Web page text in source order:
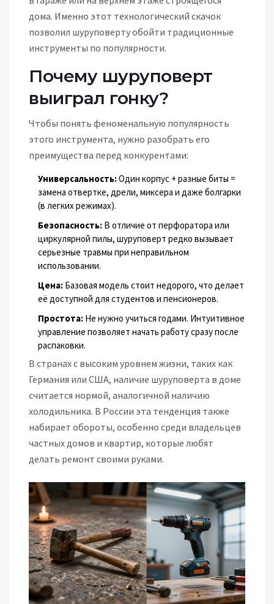
дома. Именно этот технологический скачок
позволил шуруповерту обойти традиционные
инструменты по популярности.
Почему шуруповерт
выиграл гонку?
Чтобы понять феноменальную популярность
этого инструмента, нужно разобрать его
преимущества перед конкурентами:
Универсальность:Один корпус + разные биты =
замена отвертке, дрели, миксера и даже болгарки
(в легких режимах).
Безопасность: В отличие от перфоратора или
циркулярной пилы, шуруповерт редко вызывает
серьезные травмы при неправильном
использовании.
Цена: Базовая модель стоит недорого, что делает
её доступной для студентов и пенсионеров.
Простота: Не нужно учиться годами. Интуитивное
управление позволяет начать работу сразу после
распаковки.
В странах с высоким уровнем жизни, таких как
Германия или США, наличие шуруповерта в доме
считается нормой, аналогичной наличию
холодильника. В России эта тенденция также
набирает обороты, особенно среди владельцев
частных домов и квартир, которые любят
делать ремонт своими руками.